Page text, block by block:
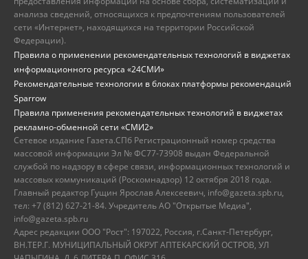
анализа сведений, относящихся к предпочтениям пользователей
сети «Интернет», находящихся на территории Российской
Федерации).
Правила о применении рекомендательных технологий в виджетах
информационного ресурса «24СМИ»
Рекомендательные технологии в блоках платформы рекомендаций
Sparrow
Правила применения рекомендательных технологий в виджетах
рекламно-обменной сети «СМИ2»
Сетевое издание Газета.СПб Регистрационный номер средства
массовой информации Эл № ФС77-73908 выдан Федеральной
службой по надзору в сфере связи, информационных технологий и
массовых коммуникаций (Роскомнадзор) 12 октября 2018 года.
Главный редактор Гущин Ярослав Алексеевич, info@gazeta.spb.ru,
тел: +7 (812) 627-21-84. Учредитель АО "Открытые Медиа",
info@gazeta.spb.ru
Адрес редакции ООО "Рост": 197022, Россия, г.Санкт-Петербург,
ВН.ТЕР.Г. МУНИЦИПАЛЬНЫЙ ОКРУГ АПТЕКАРСКИЙ ОСТРОВ, УЛ